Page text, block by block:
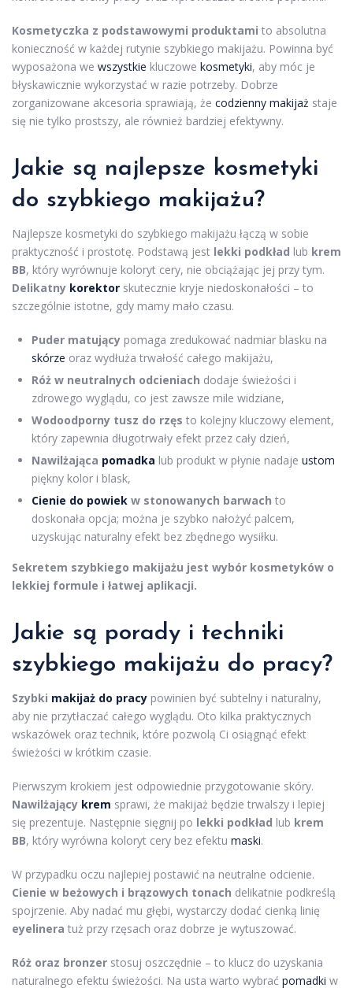
Kosmetyczka z podstawowymi produktami to absolutna
konieczność w każdej rutynie szybkiego makijażu. Powinna być
wyposażona we wszystkie kluczowe kosmetyki, aby móc je
błyskawicznie wykorzystać w razie potrzeby. Dobrze
zorganizowane akcesoria sprawiają, że codzienny makijaż staje
się nie tylko prostszy, ale również bardziej efektywny.
Jakie są najlepsze kosmetyki
do szybkiego makijażu?
Najlepsze kosmetyki do szybkiego makijażu łączą w sobie
praktyczność i prostotę. Podstawą jest lekki podkład lub krem
BB, który wyrównuje koloryt cery, nie obciążając jej przy tym.
Delikatny korektor skutecznie kryje niedoskonałości – to
szczególnie istotne, gdy mamy mało czasu.
Puder matujący pomaga zredukować nadmiar blasku na
skórze oraz wydłuża trwałość całego makijażu,
Róż w neutralnych odcieniach dodaje świeżości i
zdrowego wyglądu, co jest zawsze mile widziane,
Wodoodporny tusz do rzęs to kolejny kluczowy element,
który zapewnia długotrwały efekt przez cały dzień,
Nawilżająca pomadka lub produkt w płynie nadaje ustom
piękny kolor i blask,
Cienie do powiek w stonowanych barwach to
doskonała opcja; można je szybko nałożyć palcem,
uzyskując naturalny efekt bez zbędnego wysiłku.
Sekretem szybkiego makijażu jest wybór kosmetyków o
lekkiej formule i łatwej aplikacji.
Jakie są porady i techniki
szybkiego makijażu do pracy?
Szybki makijaż do pracy powinien być subtelny i naturalny,
aby nie przytłaczać całego wyglądu. Oto kilka praktycznych
wskazówek oraz technik, które pozwolą Ci osiągnąć efekt
świeżości w krótkim czasie.
Pierwszym krokiem jest odpowiednie przygotowanie skóry.
Nawilżający krem sprawi, że makijaż będzie trwalszy i lepiej
się prezentuje. Następnie sięgnij po lekki podkład lub krem
BB, który wyrówna koloryt cery bez efektu maski.
W przypadku oczu najlepiej postawić na neutralne odcienie.
Cienie w beżowych i brązowych tonach delikatnie podkreślą
spojrzenie. Aby nadać mu głębi, wystarczy dodać cienką linię
eyelinera tuż przy rzęsach oraz dobrze je wytuszować.
Róż oraz bronzer stosuj oszczędnie – to klucz do uzyskania
naturalnego efektu świeżości. Na usta warto wybrać pomadki w